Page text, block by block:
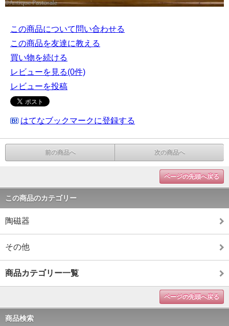
この商品について問い合わせる
この商品を友達に教える
買い物を続ける
レビューを見る(0件)
レビューを投稿
はてなブックマークに登録する
前の商品へ 次の商品へ
ページの先頭へ戻る
この商品のカテゴリー
陶磁器
その他
商品カテゴリー一覧
ページの先頭へ戻る
商品検索